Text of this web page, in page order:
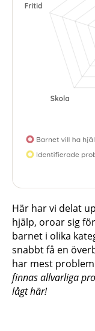
Här har vi delat
hjälp, oroar sig
barnet i olika
snabbt få en
har mest
finnas allvarliga
lågt här!